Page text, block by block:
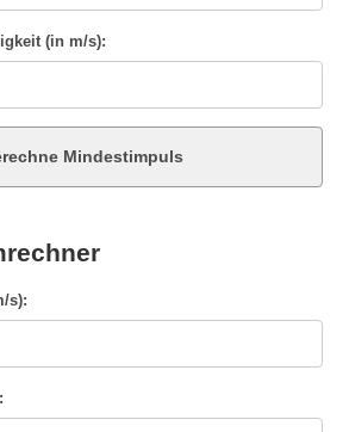
(in m/s):
Mindestimpuls
s):